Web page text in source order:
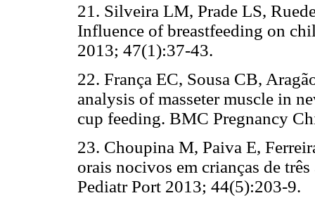
21. Silveira LM, Prade LS,
Influence of breastfeeding on
2013; 47(1):37-43.
22. França EC, Sousa CB,
analysis of masseter muscle in
cup feeding. BMC Pregnancy
23. Choupina M, Paiva E,
orais nocivos em crianças de
Pediatr Port 2013; 44(5):203-9.